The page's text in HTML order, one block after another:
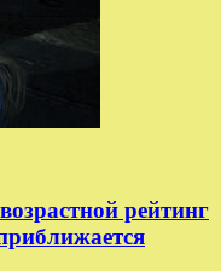
рейтинг